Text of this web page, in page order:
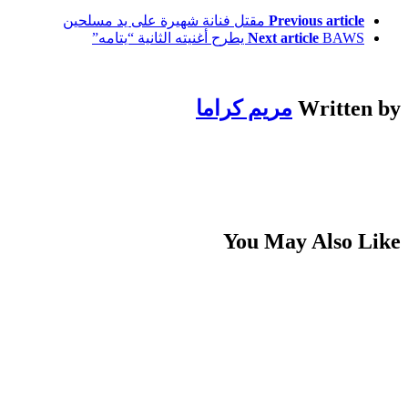
Previous article مقتل فنانة شهيرة على يد مسلحين
Next article BAWS يطرح أغنيته الثانية “يتامه”
Written by مريم كراما
You May Also Like